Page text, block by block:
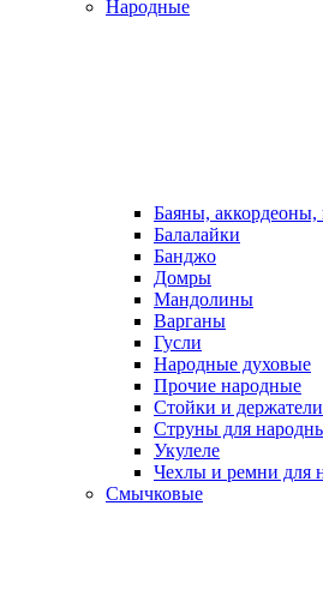
Народные
Баяны, аккордеоны,
Балалайки
Банджо
Домры
Мандолины
Варганы
Гусли
Народные духовые
Прочие народные
Стойки и держатели
Струны для
Укулеле
Чехлы и ремни для
Смычковые